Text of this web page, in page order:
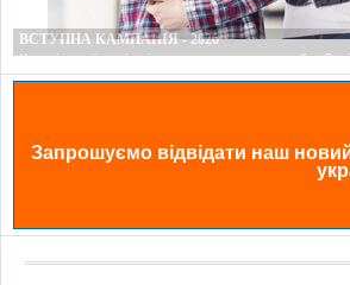
Запрошуємо відвідати наш